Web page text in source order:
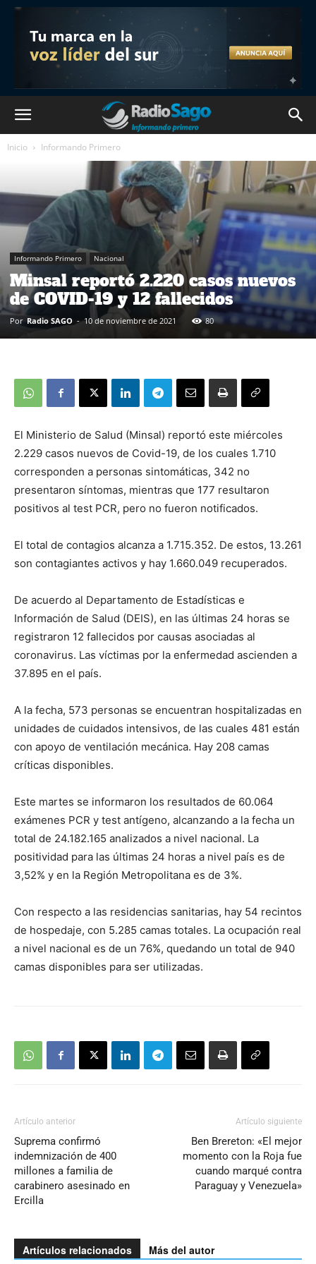
Inicio Informando Primero
Informando Primero Nacional
Minsal reportó 2.220 casos nuevos
de COVID-19 y 12 fallecidos
Por Radio SAGO - 10 de noviembre de 2021 80
El Ministerio de Salud (Minsal) reportó este miércoles
2.229 casos nuevos de Covid-19, de los cuales 1.710
corresponden a personas sintomáticas, 342 no
presentaron síntomas, mientras que 177 resultaron
positivos al test PCR, pero no fueron notificados.
El total de contagios alcanza a 1.715.352. De estos, 13.261
son contagiantes activos y hay 1.660.049 recuperados.
De acuerdo al Departamento de Estadísticas e
Información de Salud (DEIS), en las últimas 24 horas se
registraron 12 fallecidos por causas asociadas al
coronavirus. Las víctimas por la enfermedad ascienden a
37.895 en el país.
A la fecha, 573 personas se encuentran hospitalizadas en
unidades de cuidados intensivos, de las cuales 481 están
con apoyo de ventilación mecánica. Hay 208 camas
críticas disponibles.
Este martes se informaron los resultados de 60.064
exámenes PCR y test antígeno, alcanzando a la fecha un
total de 24.182.165 analizados a nivel nacional. La
positividad para las últimas 24 horas a nivel país es de
3,52% y en la Región Metropolitana es de 3%.
Con respecto a las residencias sanitarias, hay 54 recintos
de hospedaje, con 5.285 camas totales. La ocupación real
a nivel nacional es de un 76%, quedando un total de 940
camas disponibles para ser utilizadas.
Artículo anterior
Suprema confirmó
indemnización de 400
millones a familia de
carabinero asesinado en
Ercilla
Artículo siguiente
Ben Brereton: «El mejor
momento con la Roja fue
cuando marqué contra
Paraguay y Venezuela»
Artículos relacionados Más del autor